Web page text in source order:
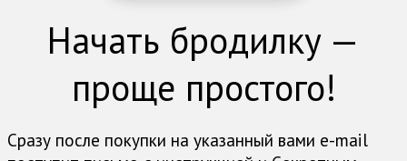
Начать бродилку —
проще простого!
Сразу после покупки на указанный вами e-mail